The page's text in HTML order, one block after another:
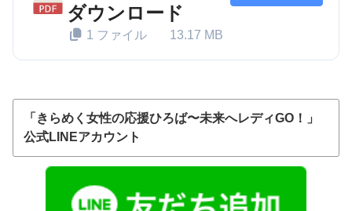
ダウンロード
1 ファイル 13.17 MB
「きらめく女性の応援ひろば〜未来へレディGO！」
公式LINEアカウント